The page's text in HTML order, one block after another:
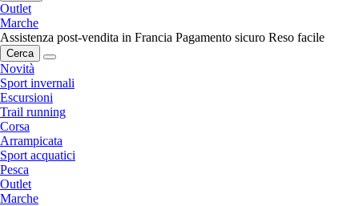
Outlet
Marche
Assistenza post-vendita in Francia Pagamento sicuro Reso facile
Cerca
Novità
Sport invernali
Escursioni
Trail running
Corsa
Arrampicata
Sport acquatici
Pesca
Outlet
Marche